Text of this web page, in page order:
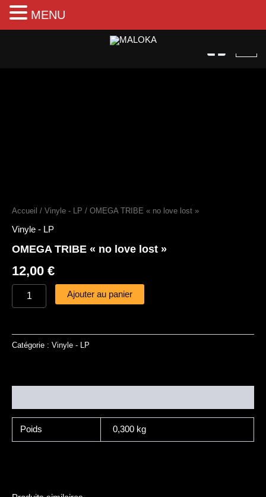
Aller
Accueil / Vinyle - LP / OMEGA TRIBE « no love lost »
Vinyle - LP
OMEGA TRIBE « no love lost »
12,00 €
lost"
Ajouter au panier
Catégorie : Vinyle - LP
Poids 0,300 kg
MENU